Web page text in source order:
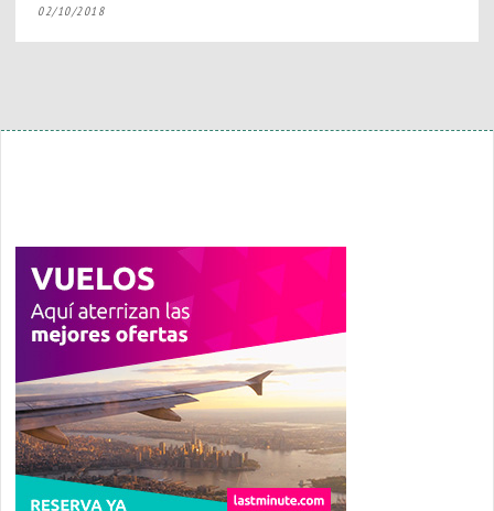
02/10/2018